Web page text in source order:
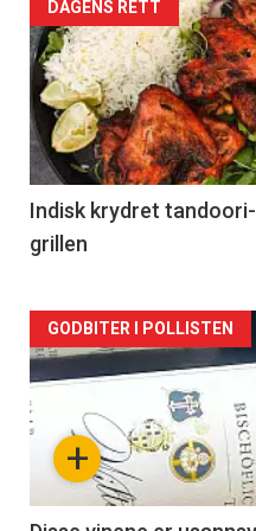
Forsiden
akkurat
nå
-
2
DAGENS RETT
Indisk krydret
grillen
Forsiden
akkurat
nå+
GODBITER I POLLISTEN